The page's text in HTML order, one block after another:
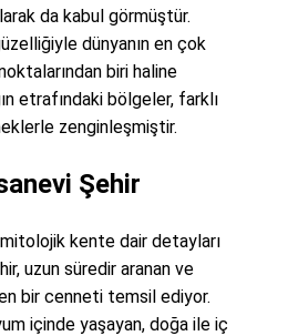
da kabul görmüştür.
dünyanın en çok
biri haline
etrafındaki bölgeler, farklı
zenginleşmiştir.
Şehir
kente dair detayları
uzun süredir aranan ve
bir cenneti temsil ediyor.
içinde yaşayan, doğa ile iç